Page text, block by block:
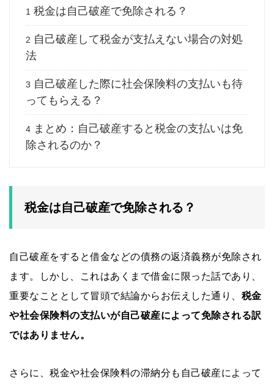
1 税金は自己破産で免除される？
2 自己破産して税金が支払えない場合の対処
法
3 自己破産した際に社会保険料の支払いも待
ってもらえる？
4 まとめ：自己破産すると税金の支払いは免
除されるのか？
税金は自己破産で免除される？
自己破産をすると借金などの債務の返済義務が免除され
ます。しかし、これはあくまで借金に限った話であり、
重要なこととして冒頭で結論からお伝えした通り、 税金
や社会保険料の支払いが自己破産によって免除される訳
ではありません。
さらに、税金や社会保険料の滞納分も自己破産によって